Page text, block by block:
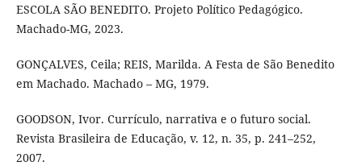
ESCOLA SÃO BENEDITO. Projeto Político Pedagógico.
Machado-MG, 2023.
GONÇALVES, Ceila; REIS, Marilda. A Festa de São Benedito
em Machado. Machado – MG, 1979.
GOODSON, Ivor. Currículo, narrativa e o futuro social.
Revista Brasileira de Educação, v. 12, n. 35, p. 241–252,
2007.